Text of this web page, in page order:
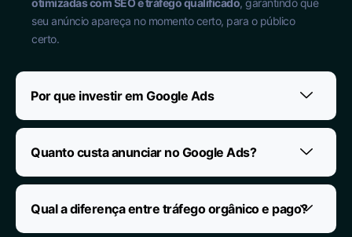
otimizadas com SEO e tráfego qualificado, garantindo que
seu anúncio apareça no momento certo, para o público
certo.
Por que investir em Google Ads
Quanto custa anunciar no Google Ads?
Qual a diferença entre tráfego orgânico e pago?